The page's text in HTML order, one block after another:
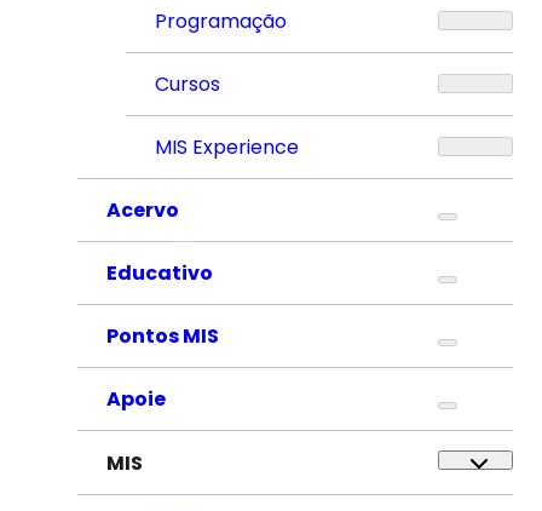
Programação
Cursos
MIS Experience
Acervo
Educativo
Pontos MIS
Apoie
MIS